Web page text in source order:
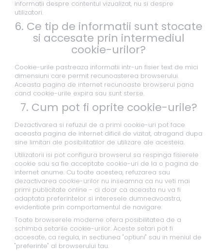
informatii despre contentul vizualizat, nu si despre
utilizatori.
6. Ce tip de informatii sunt stocate
si accesate prin intermediul
cookie-urilor?
Cookie-urile pastreaza informatii intr-un fisier text de mici
dimensiuni care permit recunoasterea browserului.
Aceasta pagina de internet recunoaste browserul pana
cand cookie-urile expira sau sunt sterse.
7. Cum pot fi oprite cookie-urile?
Dezactivarea si refuzul de a primi cookie-uri pot face
aceasta pagina de internet dificil de vizitat, atragand dupa
sine limitari ale posibilitatilor de utilizare ale acesteia.
Utilizatorii isi pot configura browserul sa respinga fisierele
cookie sau sa fie acceptate cookie-uri de la o pagina de
internet anume. Cu toate acestea, refuzarea sau
dezactivarea cookie-urilor nu inseamna ca nu veti mai
primi publicitate online - ci doar ca aceasta nu va fi
adaptata preferintelor si interesele dumneavoastra,
evidentiate prin comportamentul de navigare.
Toate browserele moderne ofera posibilitatea de a
schimba setarile cookie-urilor. Aceste setari pot fi
accesate, ca regula, in sectiunea "optiuni" sau in meniul de
"preferinte" al browserului tau.